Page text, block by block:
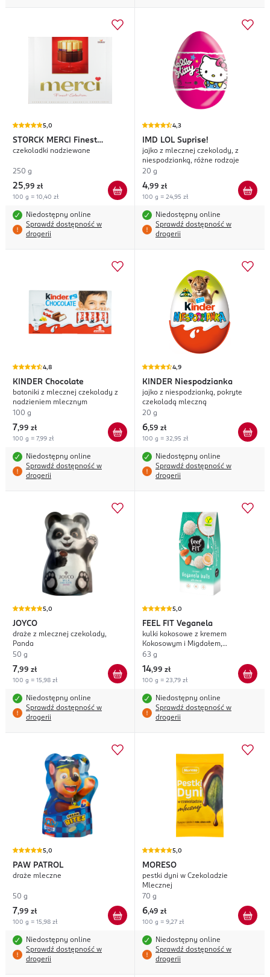
5,0
STORCK MERCI
Finest
Selection
czekoladki nadziewane
250 g
25,99 zł
100 g = 10,40 zł
Niedostępny online
Sprawdź dostępność w
drogerii
4,3
IMD LOL Suprise!
jajko z mlecznej czekolady, z
niespodzianką, różne rodzaje
20 g
4,99 zł
100 g = 24,95 zł
Niedostępny online
Sprawdź dostępność w
drogerii
4,8
KINDER Chocolate
batoniki z mlecznej czekolady z
nadzieniem mlecznym
100 g
7,99 zł
100 g = 7,99 zł
Niedostępny online
Sprawdź dostępność w
drogerii
4,9
KINDER Niespodzianka
jajko z niespodzianką, pokryte
czekoladą mleczną
20 g
6,59 zł
100 g = 32,95 zł
Niedostępny online
Sprawdź dostępność w
drogerii
5,0
JOYCO
draże z mlecznej czekolady,
Panda
50 g
7,99 zł
100 g = 15,98 zł
Niedostępny online
Sprawdź dostępność w
drogerii
5,0
FEEL FIT Veganela
kulki kokosowe z kremem
Kokosowym i Migdałem,
wegańskie
63 g
14,99 zł
100 g = 23,79 zł
Niedostępny online
Sprawdź dostępność w
drogerii
5,0
PAW PATROL
draże mleczne
50 g
7,99 zł
100 g = 15,98 zł
Niedostępny online
Sprawdź dostępność w
drogerii
5,0
MORESO
pestki dyni w Czekoladzie
Mlecznej
70 g
6,49 zł
100 g = 9,27 zł
Niedostępny online
Sprawdź dostępność w
drogerii